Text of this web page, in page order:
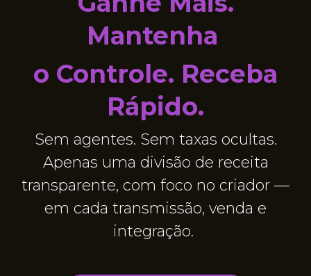
Mantenha
o Controle. Receba
Rápido.
Sem agentes. Sem taxas ocultas.
Apenas uma divisão de receita
transparente, com foco no criador —
em cada transmissão, venda e
integração.